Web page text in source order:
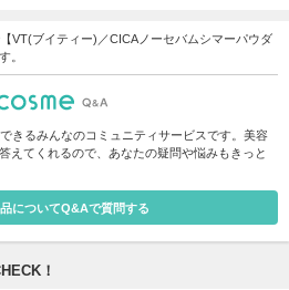
VT(ブイティー)／CICAノーセバムシマーパウダ
。
きるみんなのコミュニティサービスです。美容
えてくれるので、あなたの疑問や悩みもきっと
についてQ&Aで質問する
！